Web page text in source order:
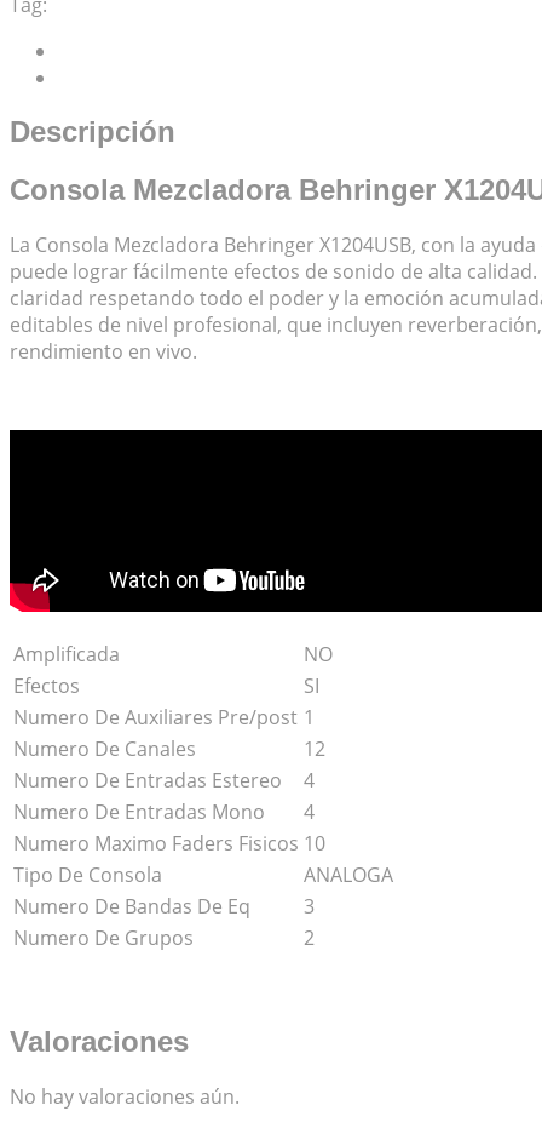
Tag:
Descripción
Consola Mezcladora Behringer
La Consola Mezcladora Behringer X1204USB, con la
puede lograr fácilmente efectos de sonido de alta
claridad respetando todo el poder y la emoción
editables de nivel profesional, que incluyen
rendimiento en vivo.
Amplificada
NO
Efectos
SI
Numero De Auxiliares Pre/post 1
Numero De Canales
12
Numero De Entradas Estereo
4
Numero De Entradas Mono
4
Numero Maximo Faders Fisicos 10
Tipo De Consola
ANALOGA
Numero De Bandas De Eq
3
Numero De Grupos
2
Valoraciones
No hay valoraciones aún.